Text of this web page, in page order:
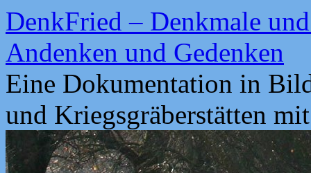
Zum
Inhalt
springen
DenkFried – Denkmale
Andenken und Gedenken
Eine Dokumentation in
und Kriegsgräberstätten